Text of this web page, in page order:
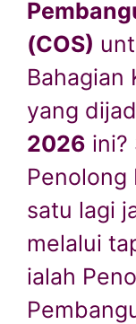
(COS)
Bahagian
yang
2026 ini?
Penolong
satu lagi
melalui
ialah